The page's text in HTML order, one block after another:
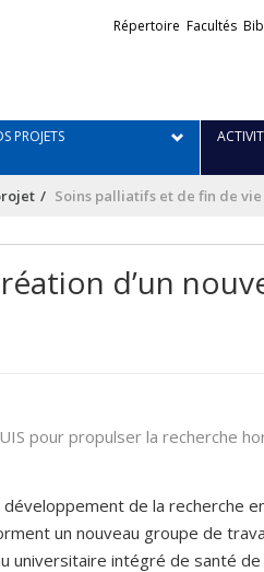
Liens
Répertoire Facultés
PROJETS
Soins palliatifs et de fin de
d’un
pour propulser la recherche
de la recherche
un nouveau groupe de
universitaire intégré de santé